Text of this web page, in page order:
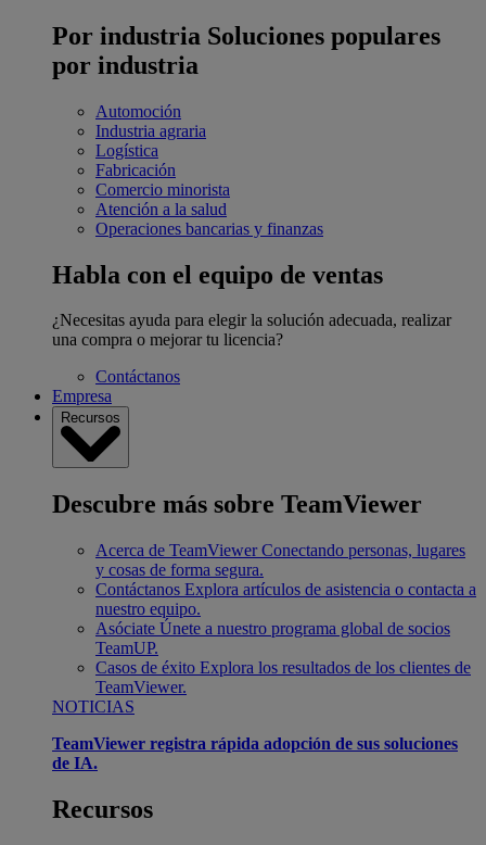
Por industria Soluciones populares
por industria
Automoción
Industria agraria
Logística
Fabricación
Comercio minorista
Atención a la salud
Operaciones bancarias y finanzas
Habla con el equipo de ventas
¿Necesitas ayuda para elegir la solución adecuada, realizar
una compra o mejorar tu licencia?
Contáctanos
Empresa
Recursos
Descubre más sobre TeamViewer
Acerca de TeamViewer Conectando personas, lugares
y cosas de forma segura.
Contáctanos Explora artículos de asistencia o contacta a
nuestro equipo.
Asóciate Únete a nuestro programa global de socios
TeamUP.
Casos de éxito Explora los resultados de los clientes de
TeamViewer.
NOTICIAS
TeamViewer registra rápida adopción de sus soluciones
de IA.
Recursos